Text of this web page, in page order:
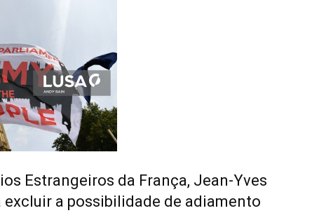
Estrangeiros da França, Jean-Yves
excluir a possibilidade de adiamento